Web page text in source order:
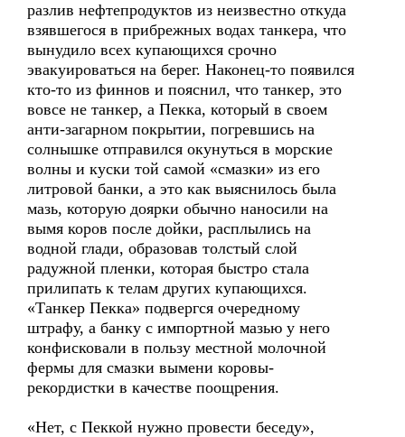
разлив нефтепродуктов из неизвестно откуда
взявшегося в прибрежных водах танкера, что
вынудило всех купающихся срочно
эвакуироваться на берег. Наконец-то появился
кто-то из финнов и пояснил, что танкер, это
вовсе не танкер, а Пекка, который в своем
анти-загарном покрытии, погревшись на
солнышке отправился окунуться в морские
волны и куски той самой «смазки» из его
литровой банки, а это как выяснилось была
мазь, которую доярки обычно наносили на
вымя коров после дойки, расплылись на
водной глади, образовав толстый слой
радужной пленки, которая быстро стала
прилипать к телам других купающихся.
«Танкер Пекка» подвергся очередному
штрафу, а банку с импортной мазью у него
конфисковали в пользу местной молочной
фермы для смазки вымени коровы-
рекордистки в качестве поощрения.
«Нет, с Пеккой нужно провести беседу»,